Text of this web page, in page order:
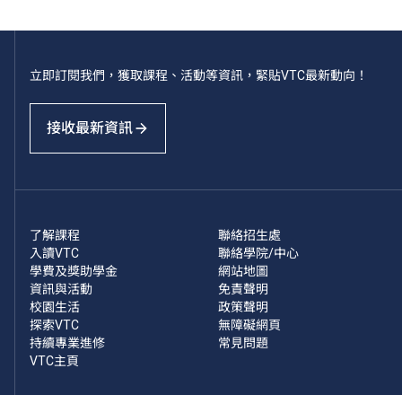
立即訂閱我們，獲取課程、活動等資訊，緊貼VTC最新動向！
接收最新資訊
了解課程
入讀VTC
學費及獎助學金
資訊與活動
校園生活
探索VTC
持續專業進修
VTC主頁
聯絡招生處
聯絡學院/中心
網站地圖
免責聲明
政策聲明
無障礙網頁
常見問題